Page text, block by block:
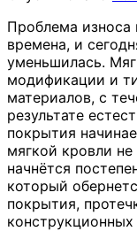
Проблема износа
времена, и
уменьшилась.
модификации и
материалов, с
результате
покрытия
мягкой кровли
начнётся
который
покрытия,